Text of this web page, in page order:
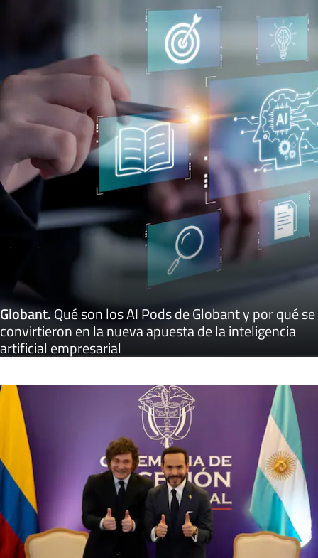
Globant.Qué son los AI Pods de Globant y por qué se
convirtieron en la nueva apuesta de la inteligencia
artificial empresarial